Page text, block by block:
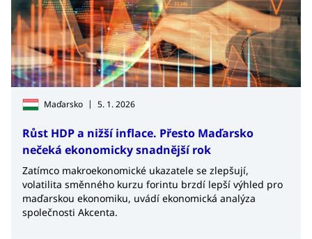
Maďarsko | 5. 1. 2026
Růst HDP a nižší inflace. Přesto Maďarsko
nečeká ekonomicky snadnější rok
Zatímco makroekonomické ukazatele se zlepšují,
volatilita směnného kurzu forintu brzdí lepší výhled pro
maďarskou ekonomiku, uvádí ekonomická analýza
společnosti Akcenta.